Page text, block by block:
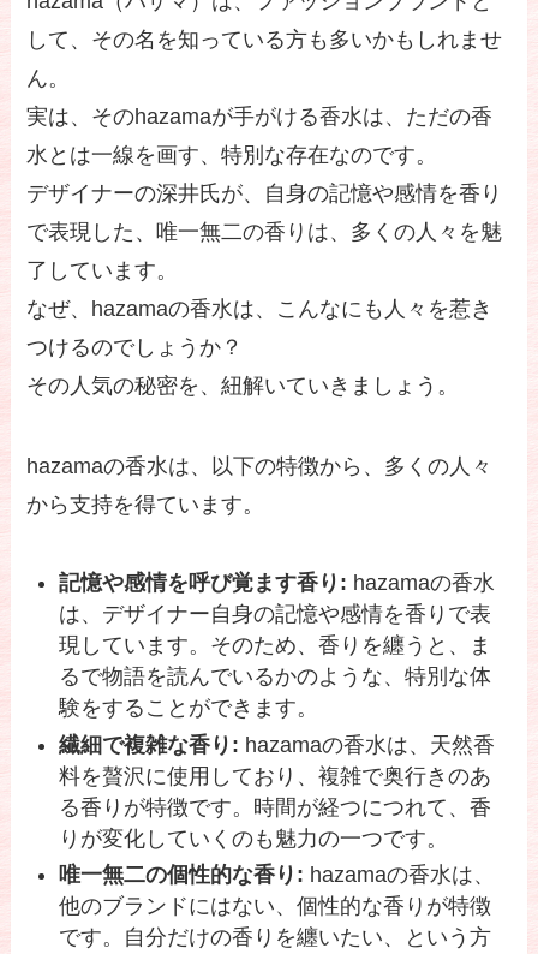
して、その名を知っている方も多いかもしれませ
ん。
実は、そのhazamaが手がける香水は、ただの香
水とは一線を画す、特別な存在なのです。
デザイナーの深井氏が、自身の記憶や感情を香り
で表現した、唯一無二の香りは、多くの人々を魅
了しています。
なぜ、hazamaの香水は、こんなにも人々を惹き
つけるのでしょうか？
その人気の秘密を、紐解いていきましょう。
hazamaの香水は、以下の特徴から、多くの人々
から支持を得ています。
記憶や感情を呼び覚ます香り: hazamaの香水
は、デザイナー自身の記憶や感情を香りで表
現しています。そのため、香りを纏うと、ま
るで物語を読んでいるかのような、特別な体
験をすることができます。
繊細で複雑な香り: hazamaの香水は、天然香
料を贅沢に使用しており、複雑で奥行きのあ
る香りが特徴です。時間が経つにつれて、香
りが変化していくのも魅力の一つです。
唯一無二の個性的な香り: hazamaの香水は、
他のブランドにはない、個性的な香りが特徴
です。自分だけの香りを纏いたい、という方